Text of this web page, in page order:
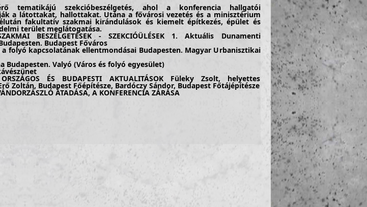
tematikájú szekcióbeszélgetés, ahol a konferencia hallgatói
a látottakat, hallottakat. Utána a fővárosi vezetés és a minisztérium
fakultatív szakmai kirándulások és kiemelt építkezés, épület és
terület meglátogatása.
BESZÉLGETÉSEK - SZEKCIÓÜLÉSEK 1. Aktuális Dunamenti
Budapest Főváros
a folyó kapcsolatának ellentmondásai Budapesten. Magyar Urbanisztikai
Budapesten. Valyó (Város és folyó egyesület)
ÉS BUDAPESTI AKTUALITÁSOK Füleky Zsolt, helyettes
Zoltán, Budapest Főépítésze, Bardóczy Sándor, Budapest Főtájépítésze
ÁTADÁSA, A KONFERENCIA ZÁRÁSA